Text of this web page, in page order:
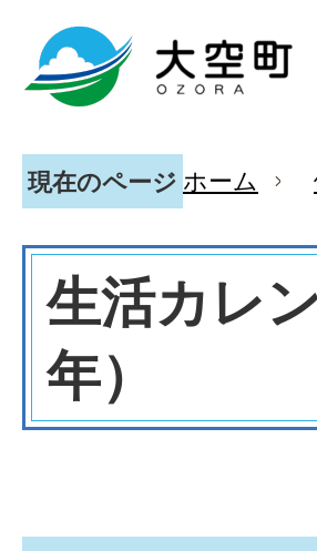
現在のページ ホーム
生活カレ
年）